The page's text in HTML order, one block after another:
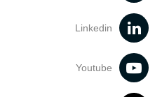
Linkedin
Youtube